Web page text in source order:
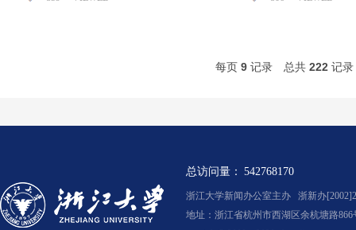
每页 9 记录 总共 222 记录
总访问量： 542768170
浙江大学新闻办公室主办 浙新办
地址：浙江省杭州市西湖区余杭塘路